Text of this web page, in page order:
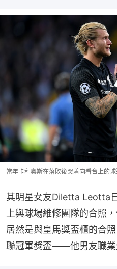
當年卡利奧斯在落敗後哭着向看台上的
其明星女友Diletta Leotta
上與球場維修團隊的合照
居然是與皇馬獎盃櫃的合
聯冠軍獎盃——他男友職業